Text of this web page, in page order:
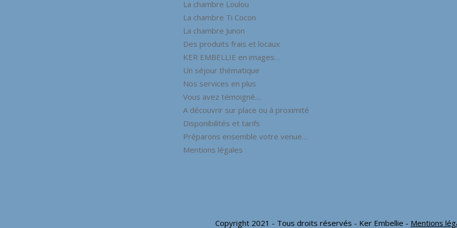
La chambre Loulou
La chambre Ti Cocon
La chambre Junon
Des produits frais et locaux
KER EMBELLIE en images…
Un séjour thématique
Nos services en plus
Vous avez témoigné…
A découvrir sur place ou à proximité
Disponibilités et tarifs
Préparons ensemble votre venue…
Mentions légales
Copyright 2021 - Tous droits réservés - Ker Embellie - Mentions